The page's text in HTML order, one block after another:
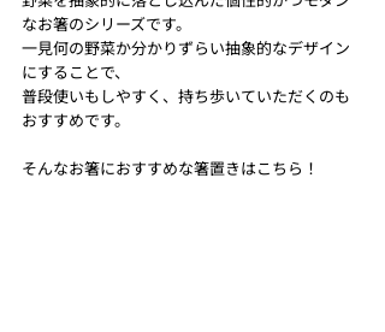
なお箸のシリーズです。
一見何の野菜か分かりずらい抽象的なデザイン
にすることで、
普段使いもしやすく、持ち歩いていただくのも
おすすめです。
そんなお箸におすすめな箸置きはこちら！